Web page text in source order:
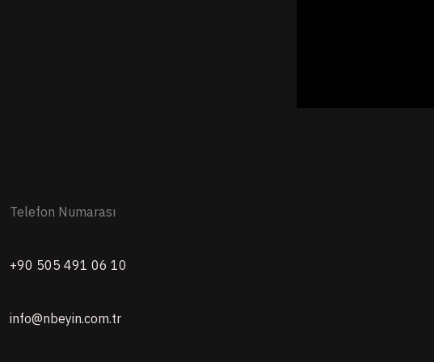
Telefon Numarası
+90 505 491 06 10
info@nbeyin.com.tr